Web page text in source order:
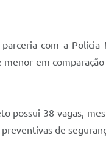
com a
em
possui 38 vagas,
de